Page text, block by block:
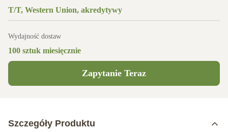
T/T, Western Union, akredytywy
Wydajność dostaw
100 sztuk miesięcznie
Zapytanie Teraz
Szczegóły Produktu